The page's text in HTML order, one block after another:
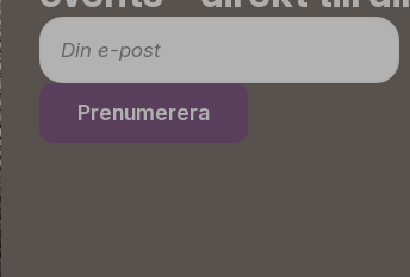
Prenumerera